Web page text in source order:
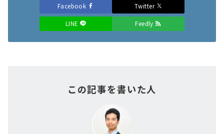
Facebook Twitter
LINE Feedly
この記事を書いた人